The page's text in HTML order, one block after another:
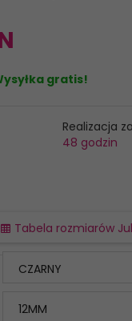
gratis!
Realizacja
48 godzin
Tabela rozmiarów